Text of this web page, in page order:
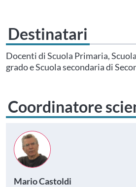
Destinatari
Docenti di Scuola Primaria,
grado e Scuola secondaria di
Coordinatore
Mario Castoldi